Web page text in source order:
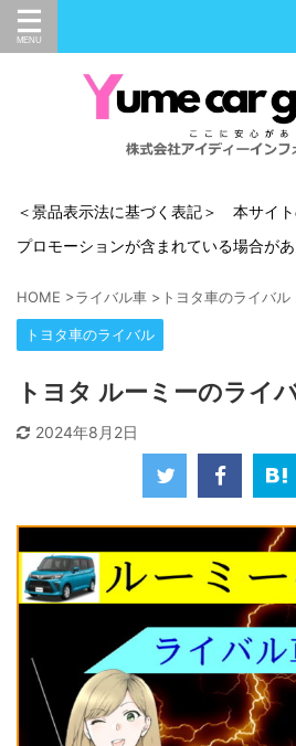
＜景品表示法に基づく表記＞ 本サイ
プロモーションが含まれている場合があ
HOME >ライバル車 > トヨタ車のライバル
トヨタ車のライバル
トヨタ ルーミーのライ
2024年8月2日